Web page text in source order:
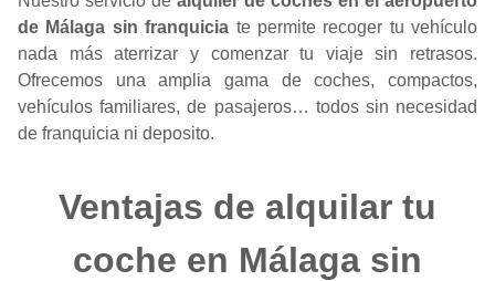
de Málaga sin franquicia te permite recoger tu vehículo
nada más aterrizar y comenzar tu viaje sin retrasos.
Ofrecemos una amplia gama de coches, compactos,
vehículos familiares, de pasajeros… todos sin necesidad
de franquicia ni deposito.
Ventajas de alquilar tu
coche en Málaga sin